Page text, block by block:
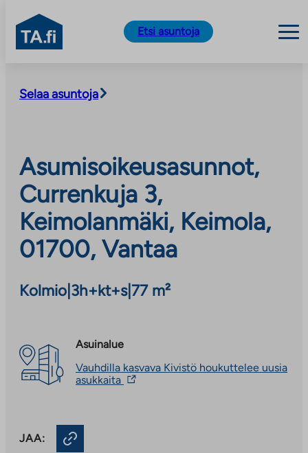
sisältöön
TA.fi
Etsi asuntoja
Selaa asuntoja
Asumisoikeusasunnot,
Currenkuja 3,
Keimolanmäki, Keimola,
01700, Vantaa
Kolmio 3h+kt+s| 77 m²
Asuinalue
Vauhdilla kasvava Kivistö houkuttelee uusia
asukkaita Linkki
JAA: